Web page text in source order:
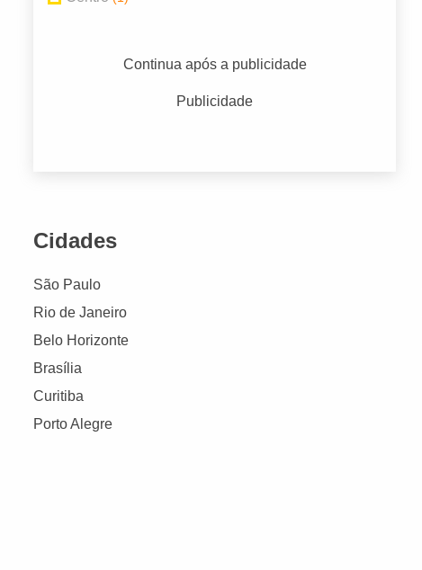
Continua após a publicidade
Publicidade
Cidades
São Paulo
Rio de Janeiro
Belo Horizonte
Brasília
Curitiba
Porto Alegre